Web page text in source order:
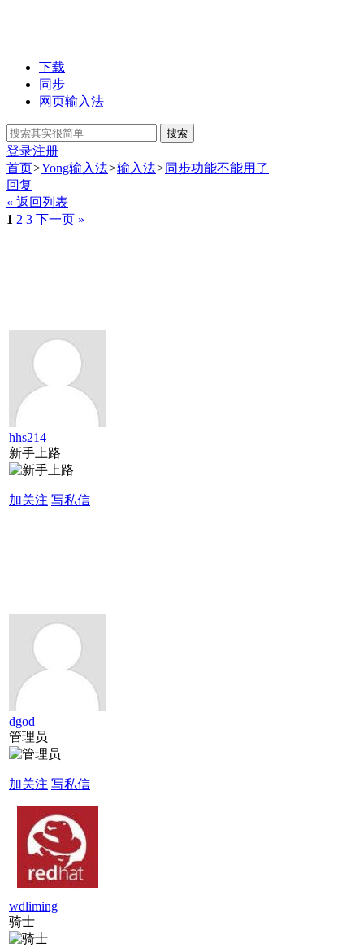
下载
同步
网页输入法
搜索
登录注册
首页>Yong输入法>输入法>同步功能不能用了
回复
« 返回列表
1 2 3 下一页 »
hhs214
新手上路
加关注 写私信
dgod
管理员
加关注 写私信
wdliming
骑士